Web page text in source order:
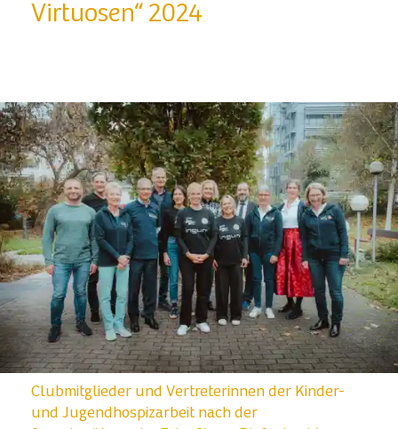
Virtuosen“ 2024
Clubmitglieder und Vertreterinnen der Kinder-
und Jugendhospizarbeit nach der